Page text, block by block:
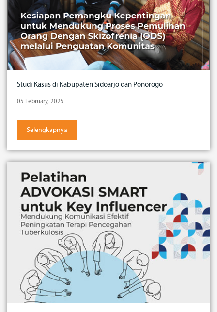
Studi Kasus di Kabupaten Sidoarjo dan Ponorogo
05 February, 2025
Selengkapnya